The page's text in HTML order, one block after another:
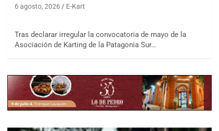
6 agosto, 2026 E-Kart
Tras declarar irregular la convocatoria de mayo de la
Asociación de Karting de la Patagonia Sur…